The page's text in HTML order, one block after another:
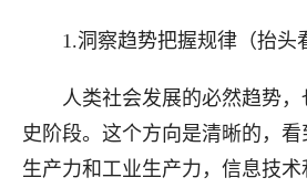
1.洞察趋势把握规律（抬头
人类社会发展的必然趋势
史阶段。这个方向是清晰的，
生产力和工业生产力，信息技